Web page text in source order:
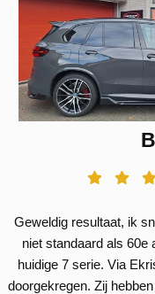
Geweldig resultaat, ik
niet standaard als 60e
huidige 7 serie. Via
doorgekregen. Zij